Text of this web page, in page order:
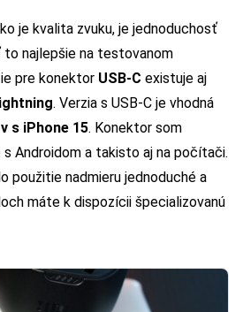
je kvalita zvuku, je jednoduchosť
najlepšie na testovanom
pre konektor USB-C existuje aj
. Verzia s USB-C je vhodná
s iPhone 15. Konektor som
Androidom a takisto aj na počítači.
použitie nadmieru jednoduché a
máte k dispozícii špecializovanú